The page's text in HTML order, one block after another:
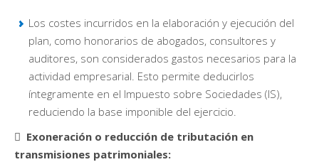
Los costes incurridos en la elaboración y ejecución del
plan, como honorarios de abogados, consultores y
auditores, son considerados gastos necesarios para la
actividad empresarial. Esto permite deducirlos
íntegramente en el Impuesto sobre Sociedades (IS),
reduciendo la base imponible del ejercicio.
 Exoneración o reducción de tributación en
transmisiones patrimoniales: